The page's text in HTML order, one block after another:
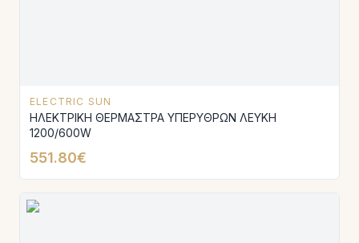
ELECTRIC SUN
ΗΛΕΚΤΡΙΚΗ ΘΕΡΜΑΣΤΡΑ ΥΠΕΡΥΘΡΩΝ ΛΕΥΚΗ
1200/600W
551.80€